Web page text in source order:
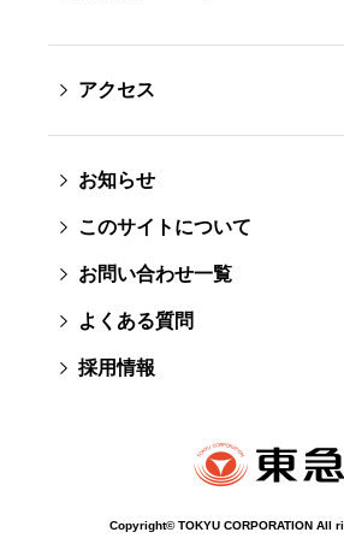
アクセス
お知らせ
このサイトについて
お問い合わせ一覧
よくある質問
採用情報
Copyright© TOKYU CORPORATION All